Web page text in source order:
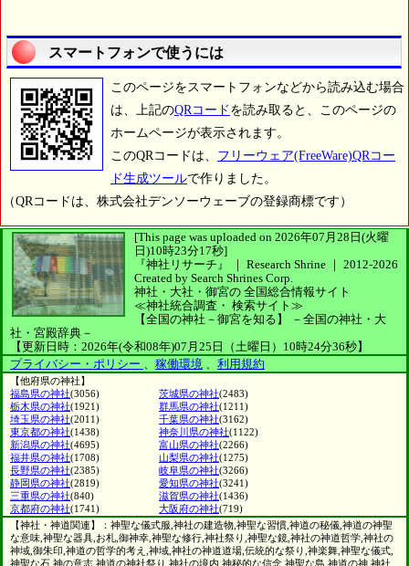
スマートフォンで使うには
このページをスマートフォンなどから読み込む場合
は、上記のQRコード を読み取ると、このページの
ホームページが表示されます。
このQRコードは、 フリーウェア(FreeWare)QRコー
ド生成ツールで作りました。
（QRコードは、株式会社デンソーウェーブの登録商標です）
[This page was uploaded on 2026年07月28日(火曜
日)10時23分17秒]
『神社リサーチ』 ｜ Research Shrine ｜ 2012-2026
Created by Search Shrines Corp.
神社・大社・御宮の 全国総合情報サイト
≪神社統合調査・ 検索サイト≫
【全国の神社－御宮を知る】
－全国の神社・大
社・宮殿辞典－
【更新日時：2026年(令和08年)07月25日（土曜日）10時24分36秒】
プライバシー・ポリシー
稼働環境 利用規約
【他府県の神社】
福島県の神社(3056) 茨城県の神社(2483)
栃木県の神社(1921) 群馬県の神社(1211)
埼玉県の神社(2011) 千葉県の神社(3162)
東京都の神社(1438) 神奈川県の神社(1122)
新潟県の神社(4695) 富山県の神社(2266)
福井県の神社(1708) 山梨県の神社(1275)
長野県の神社(2385) 岐阜県の神社(3266)
静岡県の神社(2819) 愛知県の神社(3241)
三重県の神社(840) 滋賀県の神社(1436)
京都府の神社(1741) 大阪府の神社(719)
【神社・神道関連】：神聖な儀式服,神社の建造物,神聖な習慣,神道の秘儀,神道の神聖
な意味,神聖な器具,お札,御神幸,神聖な修行,神社祭り,神聖な鏡,神社の神道哲学,神社の
神域,御朱印,神道の哲学的考え,神域,神社の神道道場,伝統的な祭り,神楽舞,神聖な儀式,
神聖な石,神の意志,神道の神社祭り,神社の境内,神秘的な信念,神聖な島,神道の神,神社